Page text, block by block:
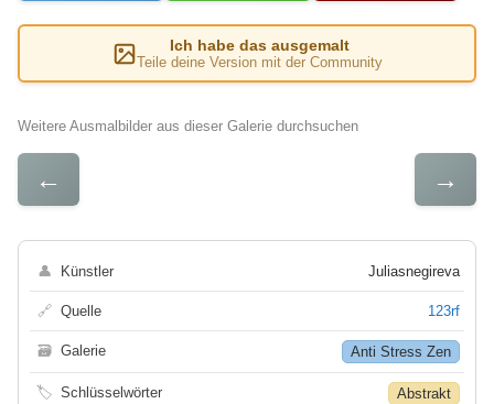
Ich habe das ausgemalt
Teile deine Version mit der Community
Weitere Ausmalbilder aus dieser Galerie durchsuchen
← →
👤 Künstler Juliasnegireva
🔗 Quelle 123rf
🗃 Galerie Anti Stress Zen
🏷 Schlüsselwörter Abstrakt